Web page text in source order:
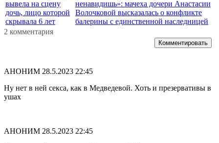
вывела на сцену
дочь, лицо которой
скрывала 6 лет
ненавидишь»: мачеха дочери Анастасии
Волочковой высказалась о конфликте
балерины с единственной наследницей
2 комментария
Комментировать
АНОНИМ 28.5.2023 22:45
Ну нет в ней секса, как в Медведевой. Хоть и презервативы в
ушах
АНОНИМ 28.5.2023 22:45